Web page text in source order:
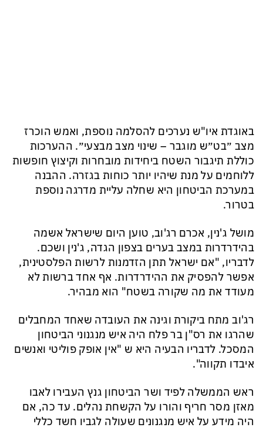
באוגדת איו"ש נערכים להסלמה נוספת, ואמש הוכרז
מצב ״בט״ש מוגבר – שינוי מצב מבצעי״. ההערכות
כוללת תיגבור השטח ביחידות מובחרות וקיצוץ חופשות
ללוחמים על מנת שיהיו יותר כוחות בגזרה. ההבנה
במערכת הביטחון היא שחלה עליית מדרגה נוספת
בטרור.
מושל ג'נין, אכרם רג'וב, טוען היום שישראל אשמה
בהידרדרות במצב בערים בצפון הגדה, ג'נין ושכם.
לדבריו, "אם ישראל תתן הזדמנות לרשות הפלסטינית,
אפשר להפסיק את ההידרדרות. אף אחד ברשות לא
מעודד את מה שקורה בשטח" הוא מבהיר.
רג'וב מתח ביקורת וגינה את העובדה שאחד המחבלים
שהרגו את רס"ן בר פלח היה איש מנגנוני הביטחון
המסכל. לדבריו הבעיה היא ש "אין אופק פוליטי ואנשים
איבדו תקווה".
ראש הממשלה לפיד ושר הביטחון גנץ העבירו לאבו
מאזן מסר חריף והורו על הקשחת נהלים. עד כה, אם
היה מידע על איש מנגנונים שעולה לגביו חשד כללי